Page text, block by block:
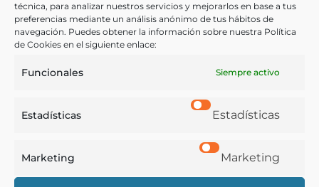
técnica, para analizar nuestros servicios y mejorarlos en base a tus
preferencias mediante un análisis anónimo de tus hábitos de
navegación. Puedes obtener la información sobre nuestra Política
de Cookies en el siguiente enlace:
Funcionales Siempre activo
Estadísticas Estadísticas
Marketing Marketing
Aceites,Agricultura ,Enología y Viticultura,Ganadería
Legislación
Ver más libros con las palabras clave:
,Olivares
Prohibiciones